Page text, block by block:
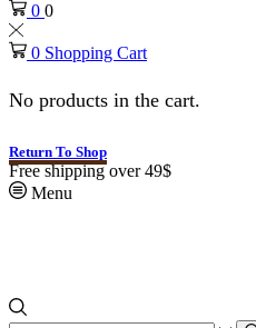
0 0
0 Shopping Cart
No products in the cart.
Return To Shop
Free shipping over 49$
Menu